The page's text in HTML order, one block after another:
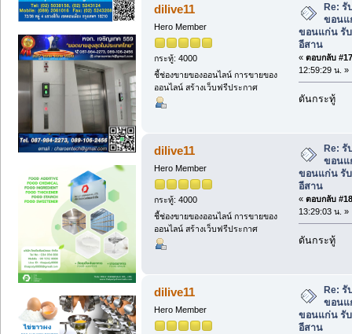
dilive11
Hero Member
กระทู้: 4000
ชี้ช่องขายของออนไลน์ การขายของ
ออนไลน์ สร้างเว็บฟรีประกาศ
Re: รั
ขอนแ
ขอนแก่น รั
อีสาน
« ตอบกลับ
12:59:29 น. »
ดันกระทู้
dilive11
Hero Member
กระทู้: 4000
ชี้ช่องขายของออนไลน์ การขายของ
ออนไลน์ สร้างเว็บฟรีประกาศ
Re: รั
ขอนแ
ขอนแก่น รั
อีสาน
« ตอบกลับ
13:29:03 น. »
ดันกระทู้
dilive11
Hero Member
Re: รั
ขอนแ
ขอนแก่น รั
อีสาน